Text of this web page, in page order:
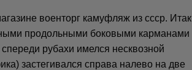
военторг камуфляж из ссср. Итак
продольными боковыми карманами
рубахи имелся несквозной
застегивался справа налево на две